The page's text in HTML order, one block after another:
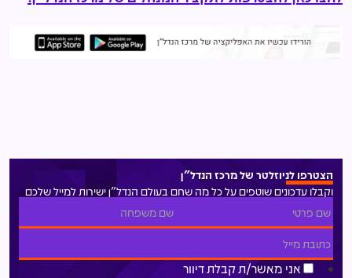
הצטרפו לניוזלטר של מרכז הנדל"ן
וקבלו עדכונים שוטפים על כל מה שחם בעולם הנדל"ן ישירות למייל שלכם
אני מאשר/ת קבלת דיוור